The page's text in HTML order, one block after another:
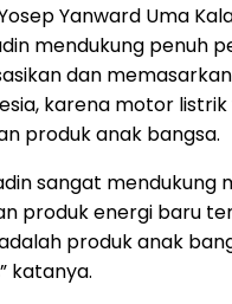
Yanward Uma
mendukung penuh
dan
karena motor
produk anak bangsa.
sangat mendukung
produk energi baru
produk anak
katanya.